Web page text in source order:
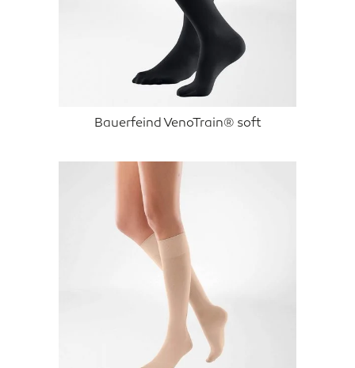
Bauerfeind VenoTrain® soft